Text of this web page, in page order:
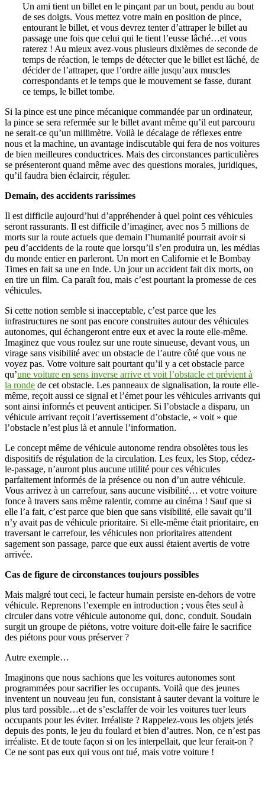
Un ami tient un billet en le pinçant par un bout, pendu au bout
de ses doigts. Vous mettez votre main en position de pince,
entourant le billet, et vous devrez tenter d’attraper le billet au
passage une fois que celui qui le tient l’eusse lâché…et vous
raterez ! Au mieux avez-vous plusieurs dixièmes de seconde de
temps de réaction, le temps de détecter que le billet est lâché, de
décider de l’attraper, que l’ordre aille jusqu’aux muscles
correspondants et le temps que le mouvement se fasse, durant
ce temps, le billet tombe.
Si la pince est une pince mécanique commandée par un ordinateur,
la pince se sera refermée sur le billet avant même qu’il eut parcouru
ne serait-ce qu’un millimètre. Voilà le décalage de réflexes entre
nous et la machine, un avantage indiscutable qui fera de nos voitures
de bien meilleures conductrices. Mais des circonstances particulières
se présenteront quand même avec des questions morales, juridiques,
qu’il faudra bien éclaircir, réguler.
Demain, des accidents rarissimes
Il est difficile aujourd’hui d’appréhender à quel point ces véhicules
seront rassurants. Il est difficile d’imaginer, avec nos 5 millions de
morts sur la route actuels que demain l’humanité pourrait avoir si
peu d’accidents de la route que lorsqu’il s’en produira un, les médias
du monde entier en parleront. Un mort en Californie et le Bombay
Times en fait sa une en Inde. Un jour un accident fait dix morts, on
en tire un film. Ca paraît fou, mais c’est pourtant la promesse de ces
véhicules.
Si cette notion semble si inacceptable, c’est parce que les
infrastructures ne sont pas encore construites autour des véhicules
autonomes, qui échangeront entre eux et avec la route elle-même.
Imaginez que vous roulez sur une route sinueuse, devant vous, un
virage sans visibilité avec un obstacle de l’autre côté que vous ne
voyez pas. Votre voiture sait pourtant qu’il y a cet obstacle parce
qu’une voiture en sens inverse arrive et voit l’obstacle et prévient à
la ronde de cet obstacle. Les panneaux de signalisation, la route elle-
même, reçoit aussi ce signal et l’émet pour les véhicules arrivants qui
sont ainsi informés et peuvent anticiper. Si l’obstacle a disparu, un
véhicule arrivant reçoit l’avertissement d’obstacle, « voit » que
l’obstacle n’est plus là et annule l’information.
Le concept même de véhicule autonome rendra obsolètes tous les
dispositifs de régulation de la circulation. Les feux, les Stop, cédez-
le-passage, n’auront plus aucune utilité pour ces véhicules
parfaitement informés de la présence ou non d’un autre véhicule.
Vous arrivez à un carrefour, sans aucune visibilité… et votre voiture
fonce à travers sans même ralentir, comme au cinéma ! Sauf que si
elle l’a fait, c’est parce que bien que sans visibilité, elle savait qu’il
n’y avait pas de véhicule prioritaire. Si elle-même était prioritaire, en
traversant le carrefour, les véhicules non prioritaires attendent
sagement son passage, parce que eux aussi étaient avertis de votre
arrivée.
Cas de figure de circonstances toujours possibles
Mais malgré tout ceci, le facteur humain persiste en-dehors de votre
véhicule. Reprenons l’exemple en introduction ; vous êtes seul à
circuler dans votre véhicule autonome qui, donc, conduit. Soudain
surgit un groupe de piétons, votre voiture doit-elle faire le sacrifice
des piétons pour vous préserver ?
Autre exemple…
Imaginons que nous sachions que les voitures autonomes sont
programmées pour sacrifier les occupants. Voilà que des jeunes
inventent un nouveau jeu fun, consistant à sauter devant la voiture le
plus tard possible…et de s’esclaffer de voir les voitures tuer leurs
occupants pour les éviter. Irréaliste ? Rappelez-vous les objets jetés
depuis des ponts, le jeu du foulard et bien d’autres. Non, ce n’est pas
irréaliste. Et de toute façon si on les interpellait, que leur ferait-on ?
Ce ne sont pas eux qui vous ont tué, mais votre voiture !